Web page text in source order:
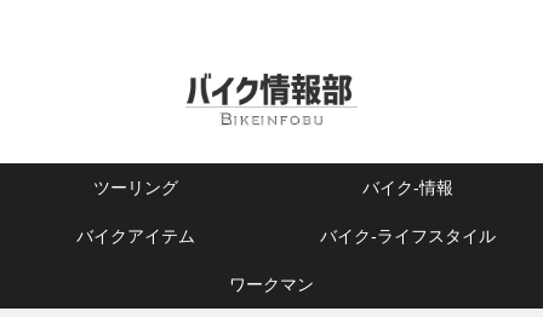
ツーリング バイク-情報
バイクアイテム バイク-ライフスタイル
ワークマン